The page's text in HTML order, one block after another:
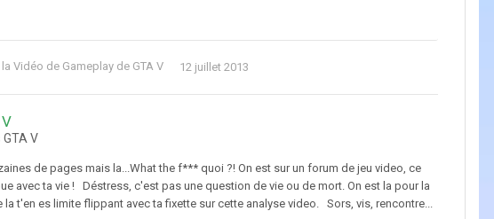
Vidéo de Gameplay de GTA V 12 juillet 2013
GTA V
de pages mais la...What the f*** quoi ?! On est sur un forum de jeu video, ce
avec ta vie ! Déstress, c'est pas une question de vie ou de mort. On est la pour la
t'en es limite flippant avec ta fixette sur cette analyse video. Sors, vis, rencontre...